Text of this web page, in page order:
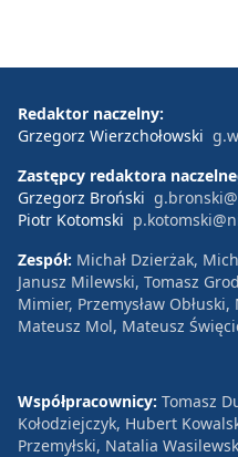
Redaktor naczelny:
Grzegorz Wierzchołowski
Zastępcy redaktora
Grzegorz Broński
Piotr Kotomski
Zespół: Michał Dzierżak,
Janusz Milewski, Tomasz
Mimier, Przemysław
Mateusz Mol, Mateusz
Współpracownicy: Tomasz
Kołodziejczyk, Hubert
Przemyłski, Natalia